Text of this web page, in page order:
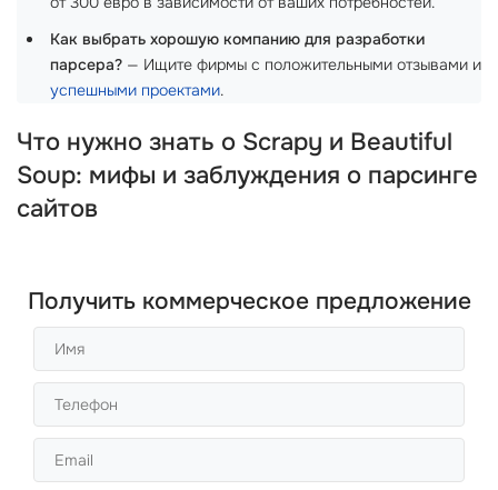
Как выбрать хорошую компанию для разработки
парсера? — Ищите фирмы с положительными отзывами и
успешными проектами.
Что нужно знать о Scrapy и Beautiful
Soup: мифы и заблуждения о парсинге
сайтов
Получить коммерческое предложение